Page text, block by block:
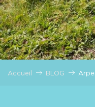
Accueil BLOG